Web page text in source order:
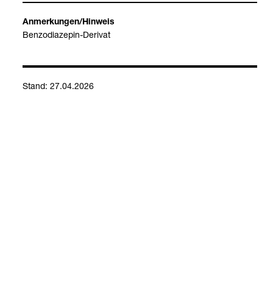
Anmer­kun­gen/Hin­weis
Ben­zo­dia­ze­pin-​Deri­vat
Stand: 27.04.2026